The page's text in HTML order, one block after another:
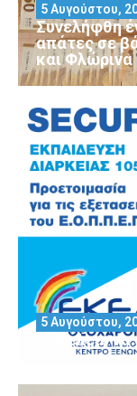
Συνελήφθη
απάτες σε
και Φλώρινα
5 Αυγούστου,
Θέλεις
5 Αυγούστου,